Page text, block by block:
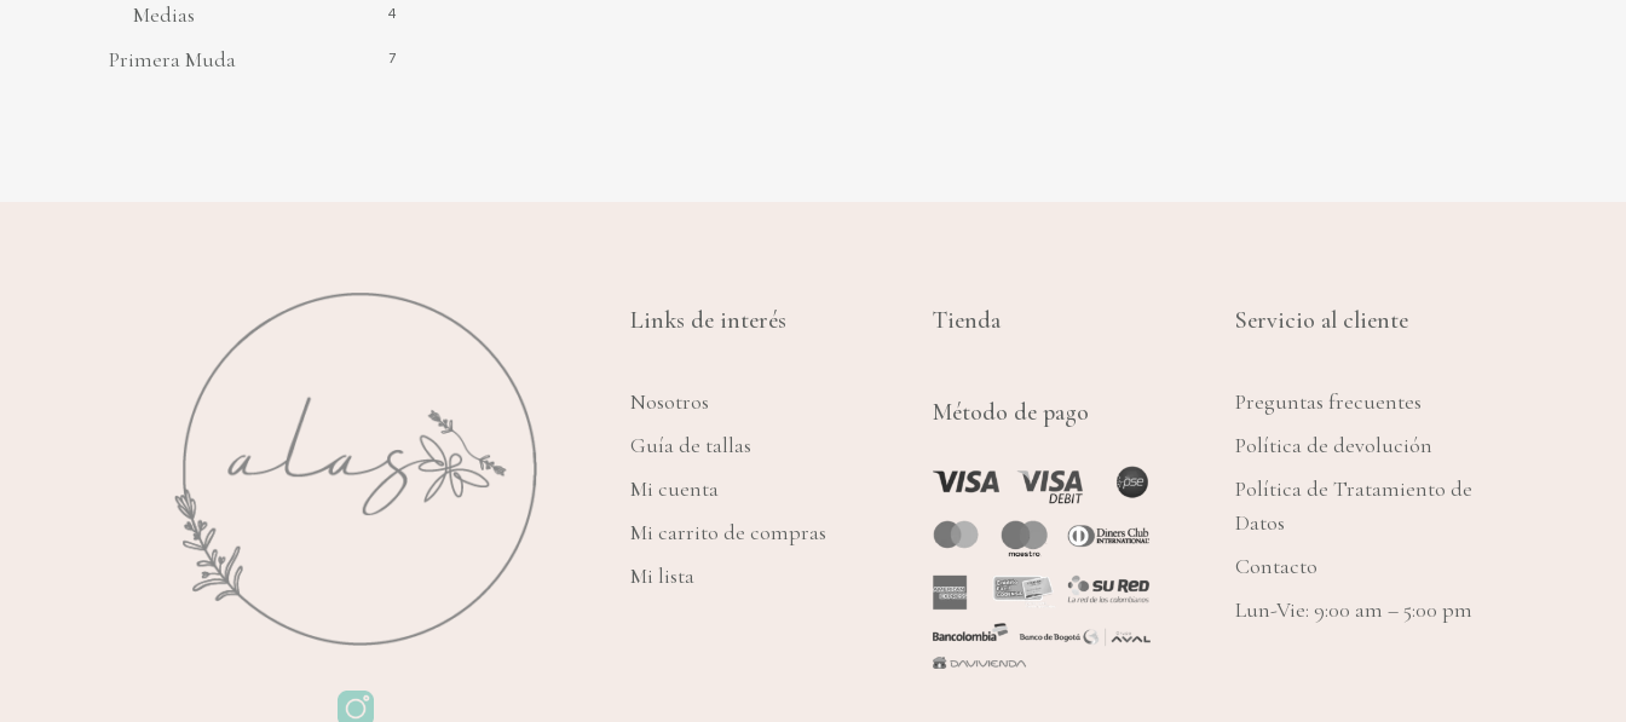
Medias 4
Primera Muda 7
Links de interés
Nosotros
Guía de tallas
Mi cuenta
Mi carrito de compras
Mi lista
Tienda
Método de pago
Servicio al cliente
Preguntas frecuentes
Política de devolución
Política de Tratamiento de
Datos
Contacto
Lun-Vie: 9:00 am – 5:00 pm